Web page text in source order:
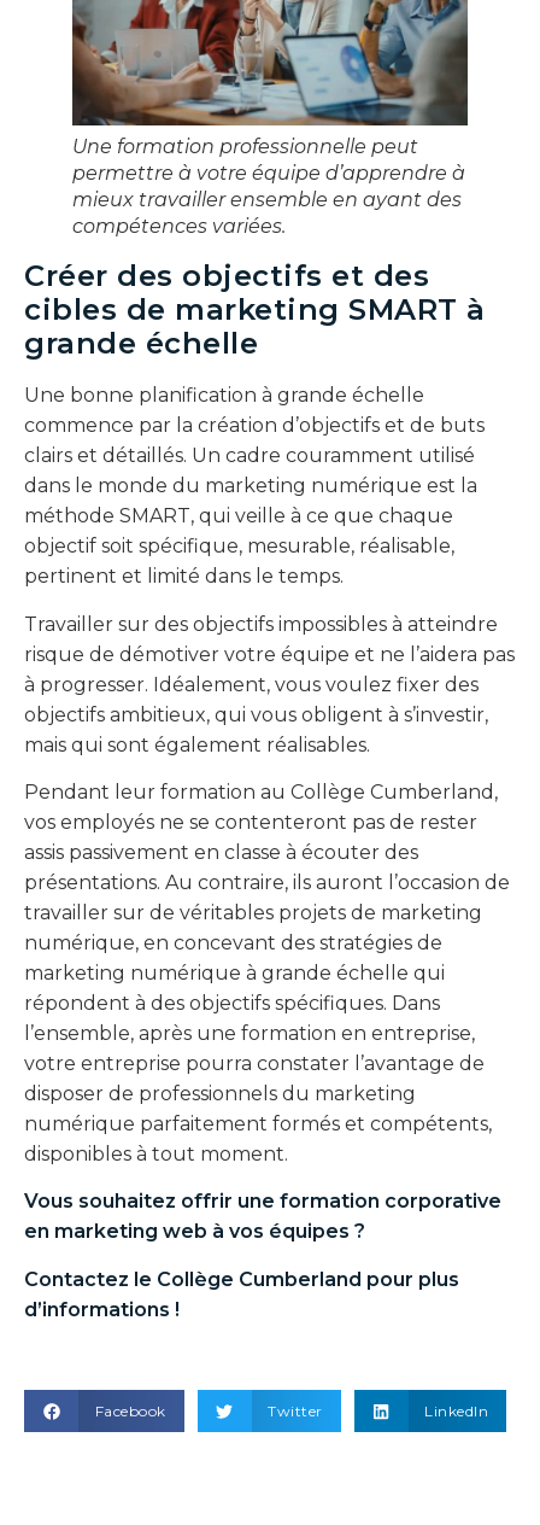
Une formation professionnelle peut
permettre à votre équipe d’apprendre à
mieux travailler ensemble en ayant des
compétences variées.
Créer des objectifs et des
cibles de marketing SMART à
grande échelle
Une bonne planification à grande échelle
commence par la création d’objectifs et de buts
clairs et détaillés. Un cadre couramment utilisé
dans le monde du marketing numérique est la
méthode SMART, qui veille à ce que chaque
objectif soit spécifique, mesurable, réalisable,
pertinent et limité dans le temps.
Travailler sur des objectifs impossibles à atteindre
risque de démotiver votre équipe et ne l’aidera pas
à progresser. Idéalement, vous voulez fixer des
objectifs ambitieux, qui vous obligent à s’investir,
mais qui sont également réalisables.
Pendant leur formation au Collège Cumberland,
vos employés ne se contenteront pas de rester
assis passivement en classe à écouter des
présentations. Au contraire, ils auront l’occasion de
travailler sur de véritables projets de marketing
numérique, en concevant des stratégies de
marketing numérique à grande échelle qui
répondent à des objectifs spécifiques. Dans
l’ensemble, après une formation en entreprise,
votre entreprise pourra constater l’avantage de
disposer de professionnels du marketing
numérique parfaitement formés et compétents,
disponibles à tout moment.
Vous souhaitez offrir une formation corporative
en marketing web à vos équipes ?
Contactez le Collège Cumberland pour plus
d’informations !
Facebook Twitter LinkedIn